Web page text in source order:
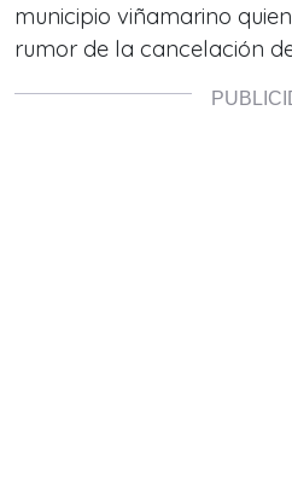
municipio viñamarino
rumor de la cancelación